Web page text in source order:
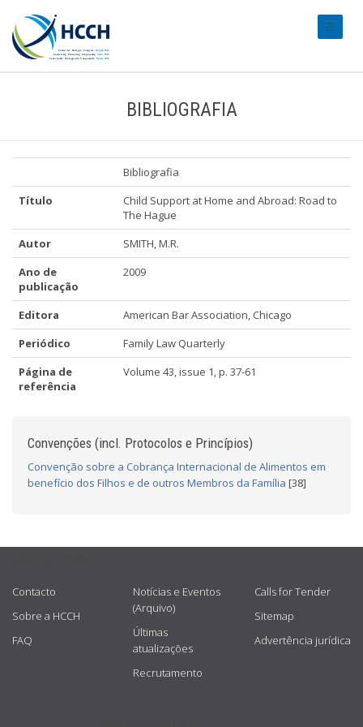
BIBLIOGRAFIA
Bibliografia
Título
Child Support at Home and Abroad: Road to
The Hague
Autor
SMITH, M.R.
Ano de
publicação
2009
Editora
American Bar Association, Chicago
Periódico
Family Law Quarterly
Página de
referência
Volume 43, issue 1, p. 37-61
Convenções (incl. Protocolos e Princípios)
Convenção sobre a Cobrança Internacional de Alimentos em
benefício dos Filhos e de outros Membros da Família [38]
Contacto
Sobre a HCCH
FAQ
Notícias e Eventos
(Arquivo)
Últimas
atualizações
Recrutamento
Calls for Tender
Sitemap
Advertência jurídica